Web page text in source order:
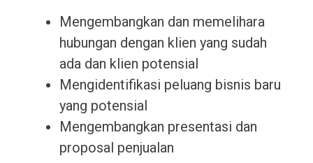
Mengembangkan dan memelihara
hubungan dengan klien yang sudah
ada dan klien potensial
Mengidentifikasi peluang bisnis baru
yang potensial
Mengembangkan presentasi dan
proposal penjualan